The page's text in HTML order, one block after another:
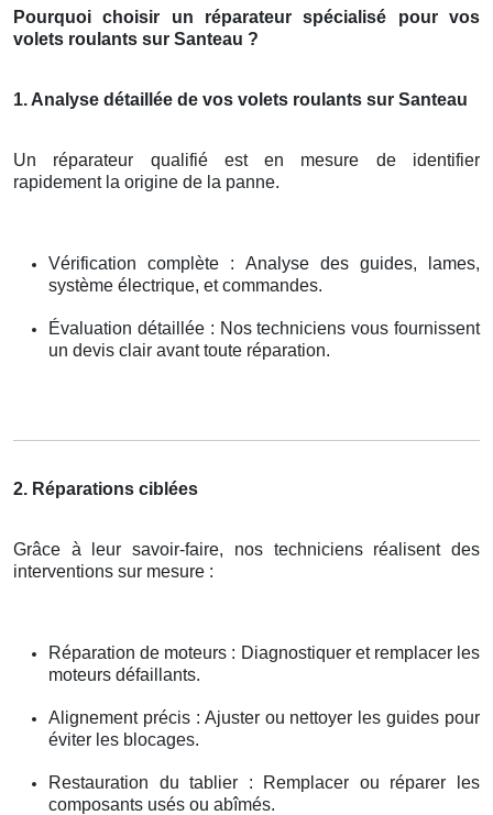
Pourquoi choisir un réparateur spécialisé pour vos
volets roulants sur Santeau ?
1. Analyse détaillée de vos volets roulants sur Santeau
Un réparateur qualifié est en mesure de identifier
rapidement la origine de la panne.
Vérification complète : Analyse des guides, lames,
système électrique, et commandes.
Évaluation détaillée : Nos techniciens vous fournissent
un devis clair avant toute réparation.
2. Réparations ciblées
Grâce à leur savoir-faire, nos techniciens réalisent des
interventions sur mesure :
Réparation de moteurs : Diagnostiquer et remplacer les
moteurs défaillants.
Alignement précis : Ajuster ou nettoyer les guides pour
éviter les blocages.
Restauration du tablier : Remplacer ou réparer les
composants usés ou abîmés.